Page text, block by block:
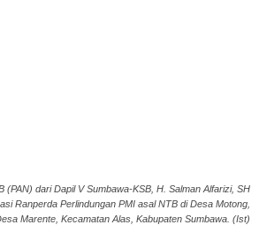
(PAN) dari Dapil V Sumbawa-KSB, H. Salman Alfarizi, SH
Ranperda Perlindungan PMI asal NTB di Desa Motong,
Marente, Kecamatan Alas, Kabupaten Sumbawa. (Ist)